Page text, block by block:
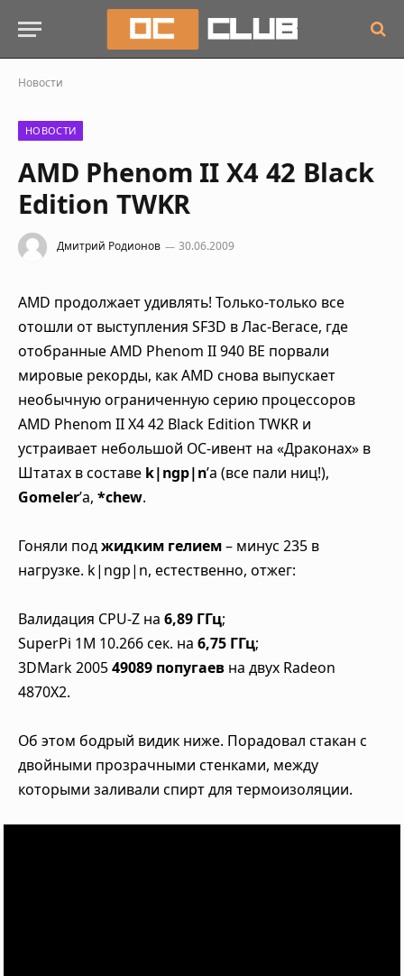
Новости
НОВОСТИ
AMD Phenom II X4 42 Black
Edition TWKR
Дмитрий Родионов 30.06.2009
AMD продолжает удивлять! Только-только все
отошли от выступления SF3D в Лас-Вегасе, где
отобранные AMD Phenom II 940 BE порвали
мировые рекорды, как AMD снова выпускает
необычную ограниченную серию процессоров
AMD Phenom II X4 42 Black Edition TWKR и
устраивает небольшой ОС-ивент на «Драконах» в
Штатах в составе k|ngp|n’а (все пали ниц!),
Gomeler’а, *chew.
Гоняли поджидким гелием– минус 235 в
нагрузке. k|ngp|n, естественно, отжег:
Валидация CPU-Z на 6,89 ГГц;
SuperPi 1M 10.266 сек. на 6,75 ГГц;
3DMark 200549089 попугаев на двух Radeon
4870X2.
Об этом бодрый видик ниже. Порадовал стакан с
двойными прозрачными стенками, между
которыми заливали спирт для термоизоляции.